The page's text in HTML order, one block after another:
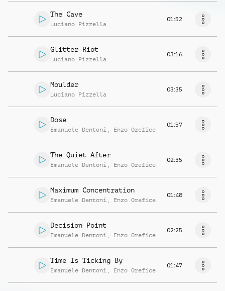
The Cave
Luciano Pizzella
01:52
Glitter Riot
Luciano Pizzella
03:16
Moulder
Luciano Pizzella
03:35
Dose
Emanuele Dentoni , Enzo Orefice
01:57
The Quiet After
Emanuele Dentoni , Enzo Orefice
02:35
Maximum Concentration
Emanuele Dentoni , Enzo Orefice
01:48
Decision Point
Emanuele Dentoni , Enzo Orefice
02:25
Time Is Ticking By
Emanuele Dentoni , Enzo Orefice
01:47